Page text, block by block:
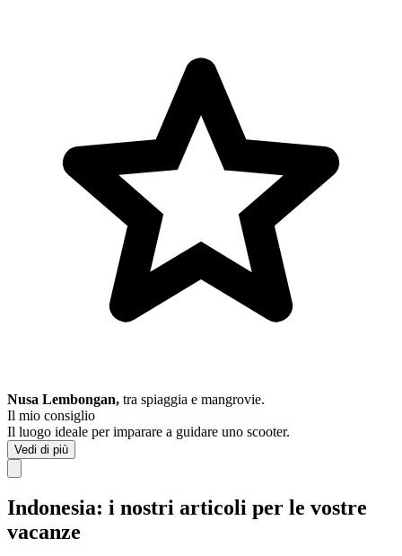
Nusa Lembongan, tra spiaggia e mangrovie.
Il mio consiglio
Il luogo ideale per imparare a guidare uno scooter.
Vedi di più
Indonesia: i nostri articoli per le vostre
vacanze